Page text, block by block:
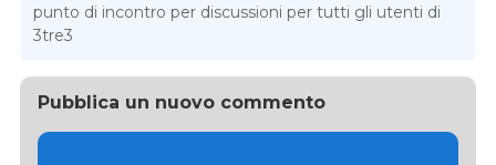
punto di incontro per discussioni per tutti gli utenti di
3tre3
Pubblica un nuovo commento